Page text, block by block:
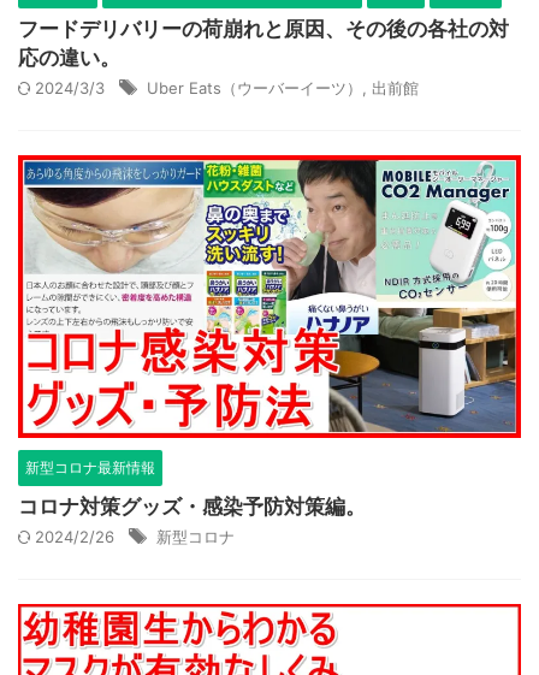
フードデリバリーの荷崩れと原因、その後の各社の対
応の違い。
2024/3/3 Uber Eats（ウーバーイーツ） 出前館
新型コロナ最新情報
コロナ対策グッズ・感染予防対策編。
2024/2/26 新型コロナ